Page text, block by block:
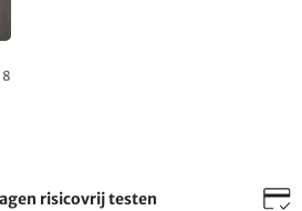
8
risicovrij testen